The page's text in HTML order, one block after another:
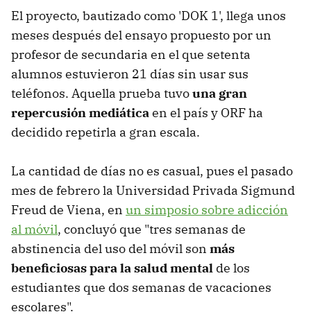
El proyecto, bautizado como 'DOK 1', llega unos
meses después del ensayo propuesto por un
profesor de secundaria en el que setenta
alumnos estuvieron 21 días sin usar sus
teléfonos. Aquella prueba tuvouna gran
repercusión mediáticaen el país y ORF ha
decidido repetirla a gran escala.
La cantidad de días no es casual, pues el pasado
mes de febrero la Universidad Privada Sigmund
Freud de Viena, en un simposio sobre adicción
al móvil, concluyó que "tres semanas de
abstinencia del uso del móvil son más
beneficiosas para la salud mental de los
estudiantes que dos semanas de vacaciones
escolares".